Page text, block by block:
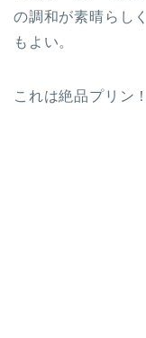
の調和が素晴らし
もよい。
これは絶品プリン